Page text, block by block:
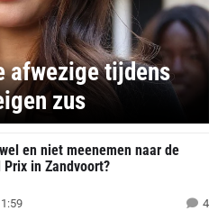
afwezige tijdens
zus
en niet meenemen naar de
Prix in Zandvoort?
4